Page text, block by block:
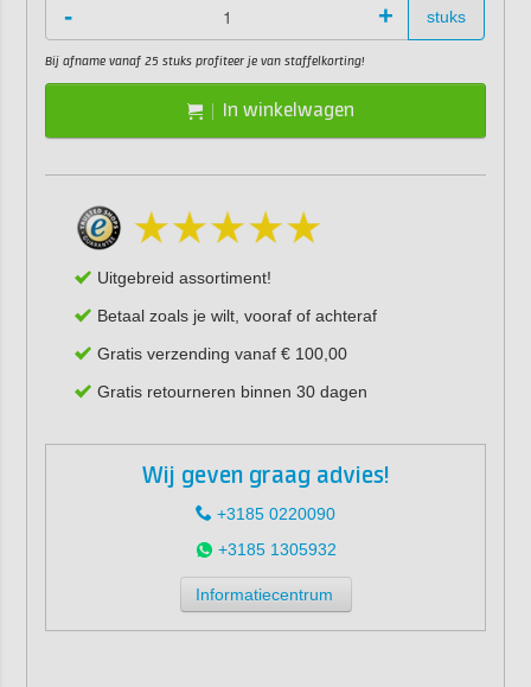
- + stuks
Bij afname vanaf 25 stuks profiteer je van staffelkorting!
In winkelwagen
Uitgebreid assortiment!
Betaal zoals je wilt, vooraf of achteraf
Gratis verzending vanaf € 100,00
Gratis retourneren binnen 30 dagen
Wij geven graag advies!
+3185 0220090
+3185 1305932
Informatiecentrum